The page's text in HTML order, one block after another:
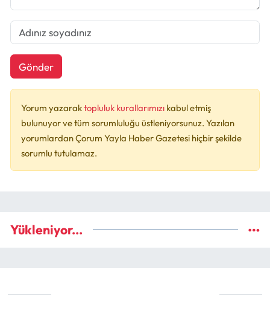
Gönder
Yorum yazaraktopluluk kurallarımızı kabul etmiş
bulunuyor ve tüm sorumluluğu üstleniyorsunuz. Yazılan
yorumlardan Çorum Yayla Haber Gazetesi hiçbir şekilde
sorumlu tutulamaz.
Yükleniyor...